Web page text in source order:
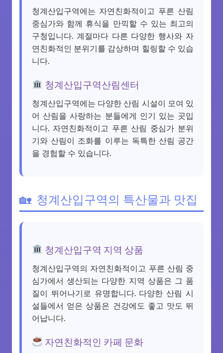
청계산입구역에는 자연친화적이고 푸른 산림
중심가와 함께 휴식을 만끽할 수 있는 최고의
구청입니다. 계절마다 다른 다양한 행사와 자
연친화적인 분위기를 감상하며 힐링할 수 있습
니다.
청계산입구역산림센터
청계산입구역에는 다양한 산림 시설이 모여 있
어 산림을 사랑하는 분들에게 인기 있는 곳입
니다. 자연친화적이고 푸른 산림 중심가 분위
기와 산림이 조화를 이루는 독특한 산림 공간
을 경험할 수 있습니다.
청계산입구역의 특산물과 맛집
청계산입구역 지역 상품
청계산입구역의 자연친화적이고 푸른 산림 중
심가에서 생산되는 다양한 지역 상품은 그 품
질이 뛰어나기로 유명합니다. 다양한 산림 시
설들에서 얻은 상품은 건강에도 좋고 맛도 뛰
어납니다.
자연친화적인 카페 문화